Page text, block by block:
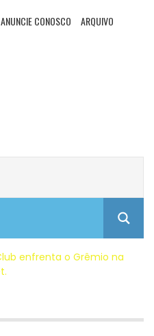
ANUNCIE CONOSCO ARQUIVO
enfrenta o Grêmio na